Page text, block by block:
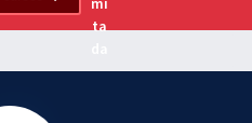
as principais